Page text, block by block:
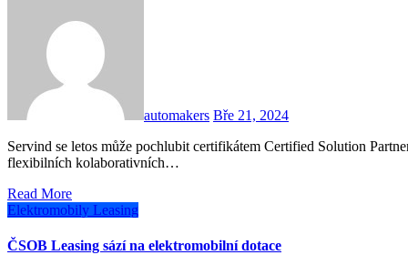
automakers Bře 21, 2024
Servind se letos může pochlubit certifikátem Certified Solution Partner společnosti Universal Robots, která je známým výrobcem
flexibilních kolaborativních…
Read More
Elektromobily Leasing
ČSOB Leasing sází na elektromobilní dotace